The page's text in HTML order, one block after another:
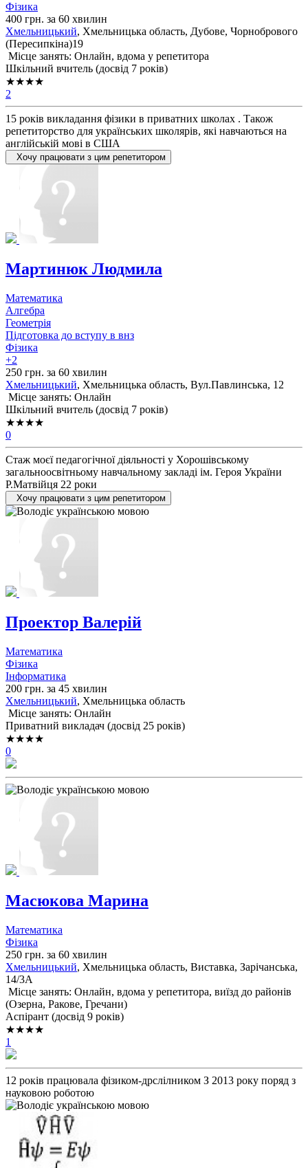
Фізика
400 грн. за 60 хвилин
Хмельницький, Хмельницька область, Дубове, Чорнобрового
(Пересипкіна)19
Місце занять: Онлайн, вдома у репетитора
Шкільний вчитель (досвід 7 років)
★★★★
2
15 років викладання фізики в приватних школах . Також
репетиторство для українських школярів, які навчаються на
англійській мові в США
Хочу працювати з цим репетитором
Мартинюк Людмила
Математика
Алгебра
Геометрія
Підготовка до вступу в внз
Фізика
+2
250 грн. за 60 хвилин
Хмельницький, Хмельницька область, Вул.Павлинська, 12
Місце занять: Онлайн
Шкільний вчитель (досвід 7 років)
★★★★
0
Стаж моєї педагогічної діяльності у Хорошівському
загальноосвітньому навчальному закладі ім. Героя України
Р.Матвійця 22 роки
Хочу працювати з цим репетитором
Проектор Валерій
Математика
Фізика
Інформатика
200 грн. за 45 хвилин
Хмельницький, Хмельницька область
Місце занять: Онлайн
Приватний викладач (досвід 25 років)
★★★★
0
Масюкова Марина
Математика
Фізика
250 грн. за 60 хвилин
Хмельницький, Хмельницька область, Виставка, Зарічанська,
14/3А
Місце занять: Онлайн, вдома у репетитора, виїзд до районів
(Озерна, Ракове, Гречани)
Аспірант (досвід 9 років)
★★★★
1
12 років працювала фізиком-дрслілником З 2013 року поряд з
науковою роботою